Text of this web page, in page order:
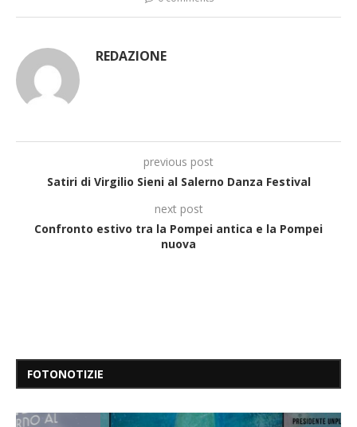
REDAZIONE
previous post
Satiri di Virgilio Sieni al Salerno Danza Festival
next post
Confronto estivo tra la Pompei antica e la Pompei
nuova
FOTONOTIZIE